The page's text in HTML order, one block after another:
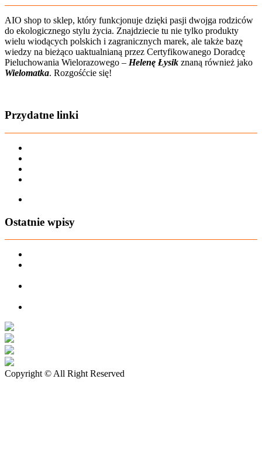
AIO shop to sklep, który funkcjonuje dzięki pasji dwojga rodziców
do ekologicznego stylu życia. Znajdziecie tu nie tylko produkty
wielu wiodących polskich i zagranicznych marek, ale także bazę
wiedzy na bieżąco uaktualnianą przez Certyfikowanego Doradcę
Pieluchowania Wielorazowego – Helenę Łysik znaną również jako
Wielomatka. Rozgośćcie się!
Przydatne linki
Ostatnie wpisy
Copyright © All Right Reserved